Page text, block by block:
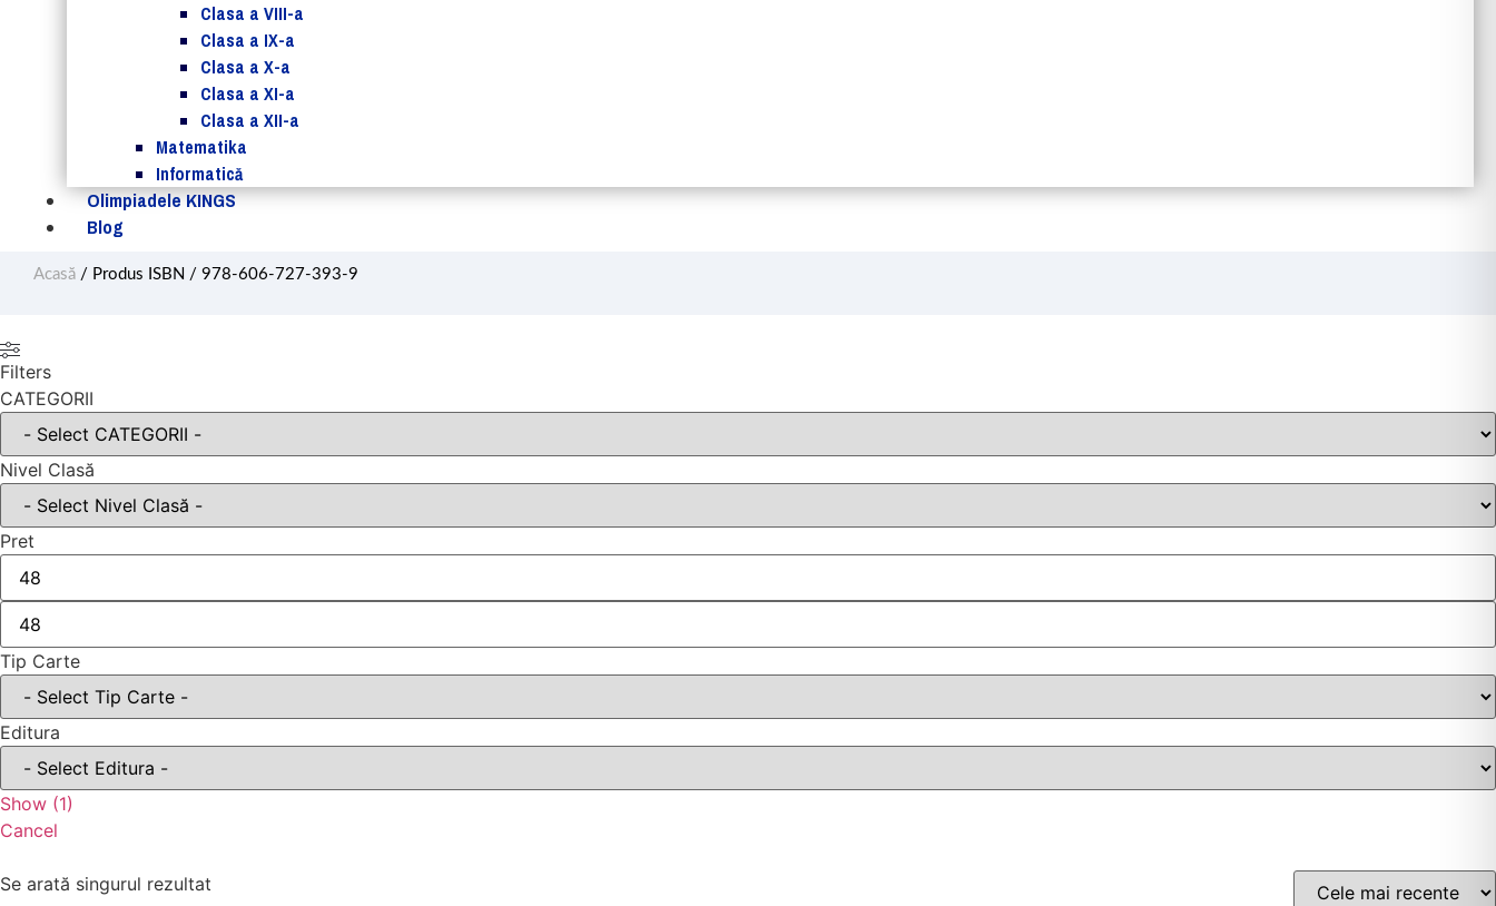
Clasa a VIII-a
Clasa a IX-a
Clasa a X-a
Clasa a XI-a
Clasa a XII-a
Matematika
Informatică
Olimpiadele KINGS
Blog
Acasă / Produs ISBN / 978-606-727-393-9
Filters
CATEGORII
Nivel Clasă
Pret
Tip Carte
Editura
Show (1)
Cancel
Se arată singurul rezultat